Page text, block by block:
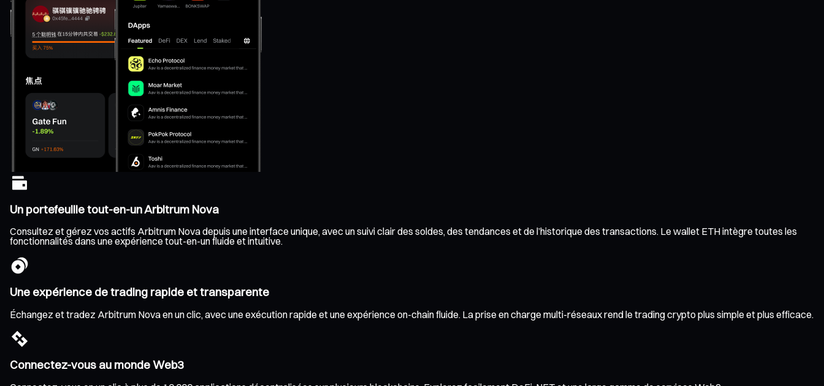
Un portefeuille tout-en-un Arbitrum Nova
Consultez et gérez vos actifs Arbitrum Nova depuis une interface unique, avec un suivi clair des soldes, des tendances et de l’historique des transactions. Le wallet ETH intègre toutes les
fonctionnalités dans une expérience tout-en-un fluide et intuitive.
Une expérience de trading rapide et transparente
Échangez et tradez Arbitrum Nova en un clic, avec une exécution rapide et une expérience on-chain fluide. La prise en charge multi-réseaux rend le trading crypto plus simple et plus efficace.
Connectez-vous au monde Web3